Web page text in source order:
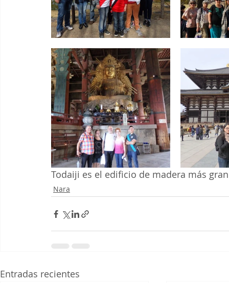
Todaiji es el edificio de madera más
Nara
Entradas recientes